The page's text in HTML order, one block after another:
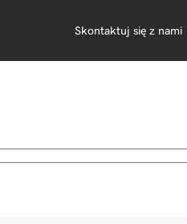
Skontaktuj się z nami